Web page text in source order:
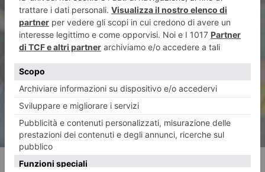
ARTICOLO SUCCESSIVO
Chiede di spezzare le dita al
figlio chirurgo perché